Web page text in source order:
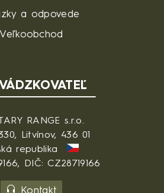
a odpovede
Veľkoobchod
RANGE s.r.o.
Litvínov, 436 01
republika
DIČ: CZ28719166
Kontakt